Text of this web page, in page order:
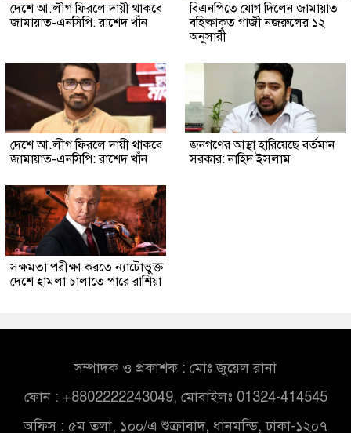
দেশে আ.লীগ ফিরলে দায়ী থাকবে
জামায়াত-এনসিপি: রাশেদ খাঁন
বিএনপিতে যোগ দিলেন জামায়াত
বহিষ্কাকৃত গাজী নজরুলের ১২
অনুসারী
দেশে আ.লীগ ফিরলে দায়ী থাকবে
জামায়াত-এনসিপি: রাশেদ খাঁন
জনগণের আস্থা হারিয়েছে বর্তমান
সরকার: নাহিদ ইসলাম
সক্ষমতা পরীক্ষা করতে ন্যাটোভুক্ত
দেশে হামলা চালাতে পারে রাশিয়া
সম্পাদক ও প্রকাশক : মোঃ জুয়েল রানা
ফোন : +8802222243049, মোবাইলঃ 01324-414545
অফিস : ৫ম তলা, ১০০/এ শুক্রাবাদ, ধানমন্ডি, ঢাকা-১২০৭